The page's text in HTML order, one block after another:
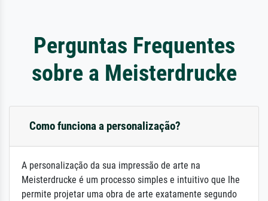
Perguntas Frequentes
sobre a Meisterdrucke
Como funciona a personalização?
A personalização da sua impressão de arte na
Meisterdrucke é um processo simples e intuitivo que lhe
permite projetar uma obra de arte exatamente segundo